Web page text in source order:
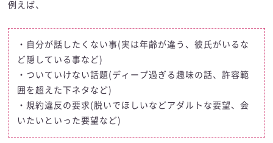
例えば、
・自分が話したくない事(実は年齢が違う、彼氏がいるな
ど隠している事など)
・ついていけない話題(ディープ過ぎる趣味の話、許容範
囲を超えた下ネタなど)
・規約違反の要求(脱いでほしいなどアダルトな要望、会
いたいといった要望など)